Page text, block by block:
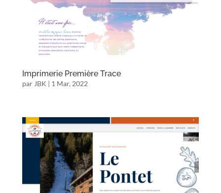
Imprimerie Première Trace
par JBK | 1 Mar, 2022